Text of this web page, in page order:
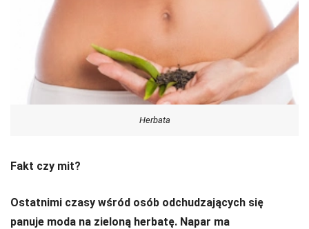
Herbata
Fakt czy mit?
Ostatnimi czasy wśród osób odchudzających się
panuje moda na zieloną herbatę. Napar ma